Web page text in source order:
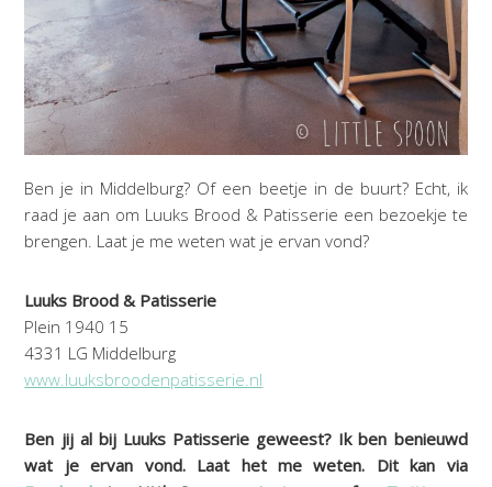
Ben je in Middelburg? Of een beetje in de buurt? Echt, ik
raad je aan om Luuks Brood & Patisserie een bezoekje te
brengen. Laat je me weten wat je ervan vond?
Luuks Brood & Patisserie
Plein 1940 15
4331 LG Middelburg
www.luuksbroodenpatisserie.nl
Ben jij al bij Luuks Patisserie geweest? Ik ben benieuwd
wat je ervan vond. Laat het me weten. Dit kan via